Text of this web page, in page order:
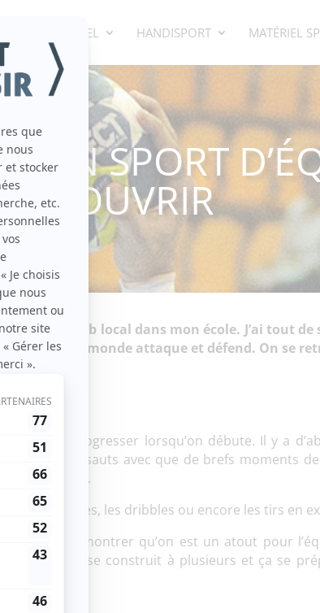
SPORT INDIVIDUEL HANDISPORT MATÉRIEL
UN SPORT
par le club local dans mon école. J’ai tout de
car tout le monde attaque et défend. On se
sent vite progresser lorsqu’on débute. Il y a
et les sauts avec que de brefs moments
les blessures.
les feintes, les dribbles ou encore les tirs en
soi pour montrer qu’on est un atout pour
solide ça se construit à plusieurs et ça se